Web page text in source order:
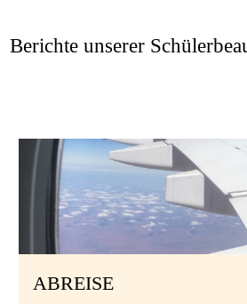
Berichte unserer
ABREISE